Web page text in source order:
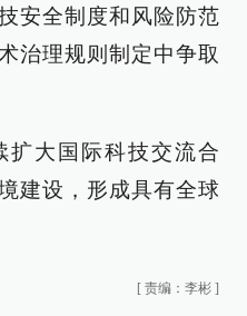
安全制度和风险防范
治理规则制定中争取
扩大国际科技交流合
建设，形成具有全球
[ 责编：李彬 ]